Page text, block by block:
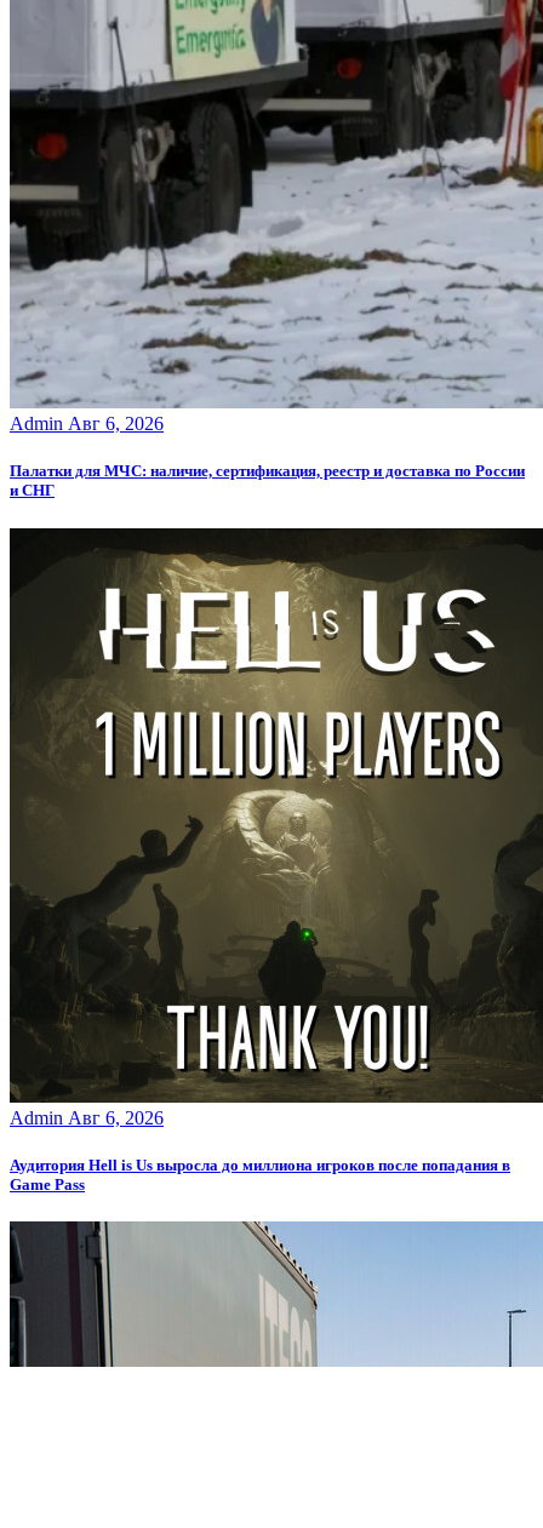
Admin Авг 6, 2026
Палатки для МЧС: наличие, сертификация, реестр и доставка по России
и СНГ
Admin Авг 6, 2026
Аудитория Hell is Us выросла до миллиона игроков после попадания в
Game Pass